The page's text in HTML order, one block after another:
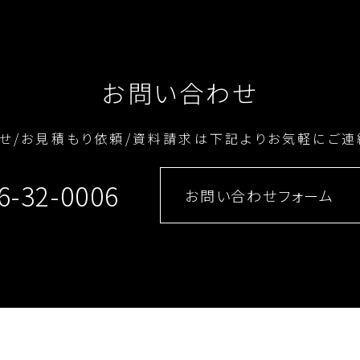
お問い合わせ
/お見積もり依頼/資料請求は下記よりお気軽にご連
32-0006 お問い合わせフォーム